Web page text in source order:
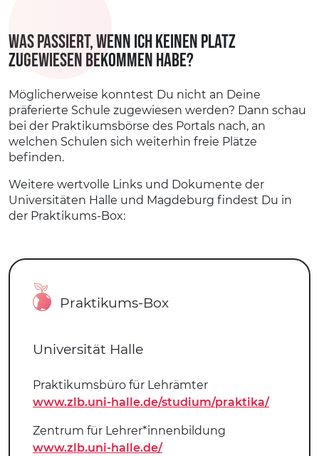
Was passiert, wenn ich keinen Platz
zugewiesen bekommen habe?
Möglicherweise konntest Du nicht an Deine
präferierte Schule zugewiesen werden? Dann schau
bei der Praktikumsbörse des Portals nach, an
welchen Schulen sich weiterhin freie Plätze
befinden.
Weitere wertvolle Links und Dokumente der
Universitäten Halle und Magdeburg findest Du in
der Praktikums-Box:
Praktikums-Box
Universität Halle
Praktikumsbüro für Lehrämter
www.zlb.uni-halle.de/studium/praktika/
Zentrum für Lehrer*innenbildung
www.zlb.uni-halle.de/